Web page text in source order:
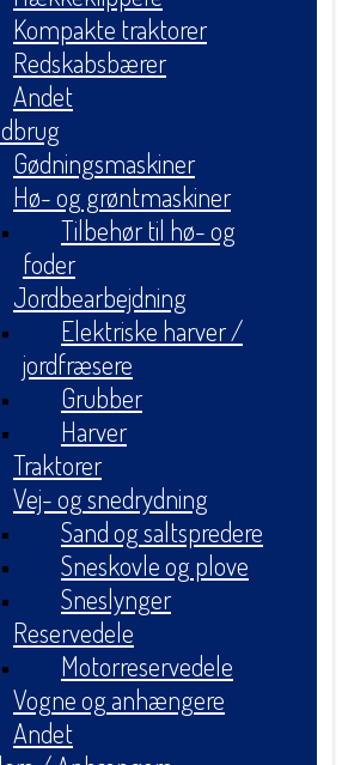
Kompakte traktorer
Redskabsbærer
Andet
Gødningsmaskiner
Hø- og grøntmaskiner
Tilbehør til hø- og
foder
Jordbearbejdning
Elektriske harver /
jordfræsere
Grubber
Harver
Traktorer
Vej- og snedrydning
Sand og saltspredere
Sneskovle og plove
Sneslynger
Reservedele
Motorreservedele
Vogne og anhængere
Andet